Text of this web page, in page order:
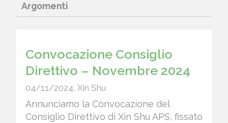
Argomenti
Convocazione Consiglio
Direttivo – Novembre 2024
04/11/2024, Xin Shu
Annunciamo la Convocazione del
Consiglio Direttivo di Xin Shu APS, fissato